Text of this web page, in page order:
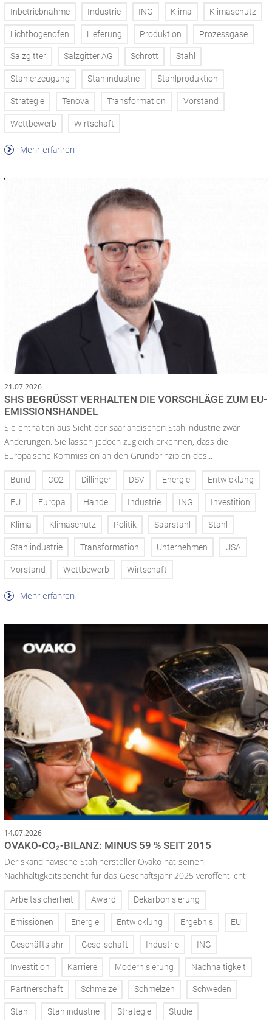
Inbetriebnahme Industrie ING Klima Klimaschutz
Lichtbogenofen Lieferung Produktion Prozessgase
Salzgitter Salzgitter AG Schrott Stahl
Stahlerzeugung Stahlindustrie Stahlproduktion
Strategie Tenova Transformation Vorstand
Wettbewerb Wirtschaft
Mehr erfahren
21.07.2026
SHS BEGRÜSST VERHALTEN DIE VORSCHLÄGE ZUM EU-E
MISSIONSHANDEL
Sie enthalten aus Sicht der saarländischen Stahlindustrie zwar
Änderungen. Sie lassen jedoch zugleich erkennen, dass die
Europäische Kommission an den Grundprinzipien des...
Bund CO2 Dillinger DSV Energie Entwicklung
EU Europa Handel Industrie ING Investition
Klima Klimaschutz Politik Saarstahl Stahl
Stahlindustrie Transformation Unternehmen USA
Vorstand Wettbewerb Wirtschaft
Mehr erfahren
14.07.2026
OVAKO-CO₂-BILANZ: MINUS 59 % SEIT 2015
Der skandinavische Stahlhersteller Ovako hat seinen
Nachhaltigkeitsbericht für das Geschäftsjahr 2025 veröffentlicht
Arbeitssicherheit Award Dekarbonisierung
Emissionen Energie Entwicklung Ergebnis EU
Geschäftsjahr Gesellschaft Industrie ING
Investition Karriere Modernisierung Nachhaltigkeit
Partnerschaft Schmelze Schmelzen Schweden
Stahl Stahlindustrie Strategie Studie